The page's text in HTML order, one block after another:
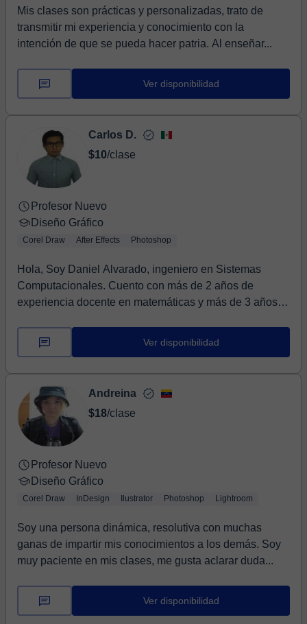
Mis clases son prácticas y personalizadas, trato de
transmitir mi experiencia y conocimiento con la
intención de que se pueda hacer patria. Al enseñar...
Ver disponibilidad
Carlos D.
$10/clase
Profesor Nuevo
Diseño Gráfico
Corel Draw After Effects Photoshop
Hola, Soy Daniel Alvarado, ingeniero en Sistemas
Computacionales. Cuento con más de 2 años de
experiencia docente en matemáticas y más de 3 años
Ver disponibilidad
Andreina
$18/clase
Profesor Nuevo
Diseño Gráfico
Corel Draw InDesign Ilustrator Photoshop Lightroom
Soy una persona dinámica, resolutiva con muchas
ganas de impartir mis conocimientos a los demás. Soy
muy paciente en mis clases, me gusta aclarar duda...
Ver disponibilidad